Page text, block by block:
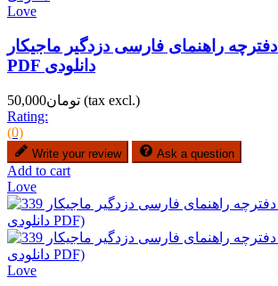
Love
دفترچه راهنمای فارسی دزدگیر ماجیکار M130 | فایل
PDF دانلودی
تومان50,000 (tax excl.)
Rating:
(0)
Write your review Ask a question
Add to cart
Love
Love